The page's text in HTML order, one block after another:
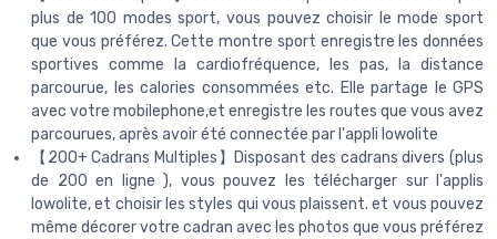
plus de 100 modes sport, vous pouvez choisir le mode sport
que vous préférez. Cette montre sport enregistre les données
sportives comme la cardiofréquence, les pas, la distance
parcourue, les calories consommées etc. Elle partage le GPS
avec votre mobilephone,et enregistre les routes que vous avez
parcourues, après avoir été connectée par l'appli Iowolite
【200+ Cadrans Multiples】Disposant des cadrans divers (plus
de 200 en ligne ), vous pouvez les télécharger sur l'applis
Iowolite, et choisir les styles qui vous plaissent. et vous pouvez
même décorer votre cadran avec les photos que vous préférez